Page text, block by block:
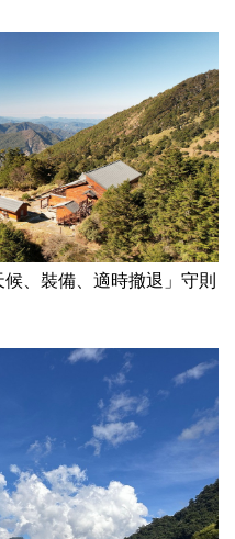
、裝備、適時撤退」守則